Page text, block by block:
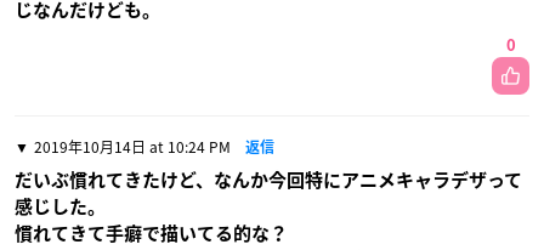
じなんだけども。
0
2019年10月14日 at 10:24 PM 返信
だいぶ慣れてきたけど、なんか今回特にアニメキャラデザって
感じした。
慣れてきて手癖で描いてる的な？